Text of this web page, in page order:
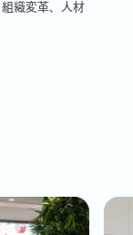
織変革、人材